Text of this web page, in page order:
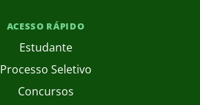
ACESSO RÁPIDO
Estudante
Processo Seletivo
Concursos